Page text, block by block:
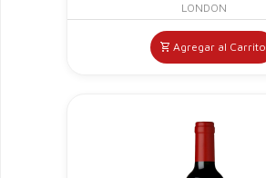
LONDON
Agregar al Carrito